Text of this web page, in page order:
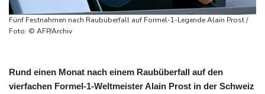
Fünf Festnahmen nach Raubüberfall auf Formel-1-Legende Alain Prost /
Foto: © AFP/Archiv
Rund einen Monat nach einem Raubüberfall auf den
vierfachen Formel-1-Weltmeister Alain Prost in der Schweiz